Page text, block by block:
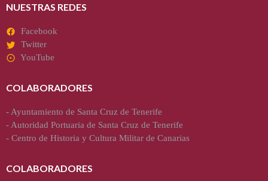
NUESTRAS REDES
Facebook
Twitter
YouTube
COLABORADORES
- Ayuntamiento de Santa Cruz de Tenerife
- Autoridad Portuaria de Santa Cruz de Tenerife
- Centro de Historia y Cultura Militar de Canarias
COLABORADORES